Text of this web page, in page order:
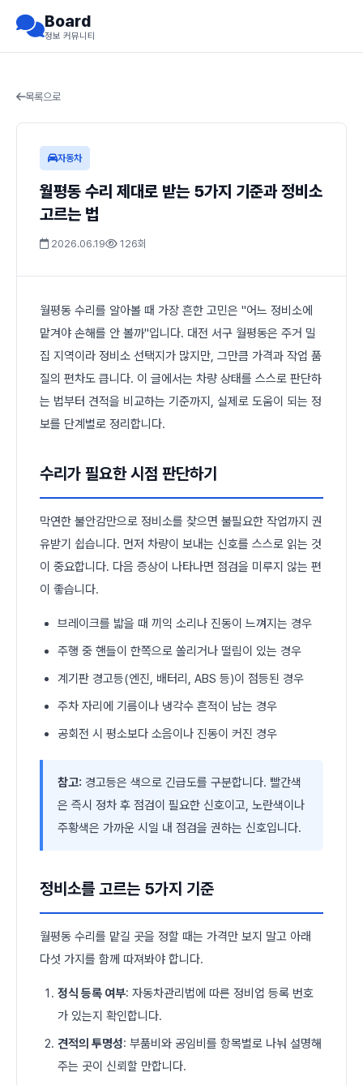
Board
정보 커뮤니티
목록으로
자동차
월평동 수리 제대로 받는 5가지 기준과 정비소
고르는 법
2026.06.19 126회
월평동 수리를 알아볼 때 가장 흔한 고민은 "어느 정비소에
맡겨야 손해를 안 볼까"입니다. 대전 서구 월평동은 주거 밀
집 지역이라 정비소 선택지가 많지만, 그만큼 가격과 작업 품
질의 편차도 큽니다. 이 글에서는 차량 상태를 스스로 판단하
는 법부터 견적을 비교하는 기준까지, 실제로 도움이 되는 정
보를 단계별로 정리합니다.
수리가 필요한 시점 판단하기
막연한 불안감만으로 정비소를 찾으면 불필요한 작업까지 권
유받기 쉽습니다. 먼저 차량이 보내는 신호를 스스로 읽는 것
이 중요합니다. 다음 증상이 나타나면 점검을 미루지 않는 편
이 좋습니다.
브레이크를 밟을 때 끼익 소리나 진동이 느껴지는 경우
주행 중 핸들이 한쪽으로 쏠리거나 떨림이 있는 경우
계기판 경고등(엔진, 배터리, ABS 등)이 점등된 경우
주차 자리에 기름이나 냉각수 흔적이 남는 경우
공회전 시 평소보다 소음이나 진동이 커진 경우
참고: 경고등은 색으로 긴급도를 구분합니다. 빨간색
은 즉시 정차 후 점검이 필요한 신호이고, 노란색이나
주황색은 가까운 시일 내 점검을 권하는 신호입니다.
정비소를 고르는 5가지 기준
월평동 수리를 맡길 곳을 정할 때는 가격만 보지 말고 아래
다섯 가지를 함께 따져봐야 합니다.
정식 등록 여부: 자동차관리법에 따른 정비업 등록 번호
가 있는지 확인합니다.
견적의 투명성: 부품비와 공임비를 항목별로 나눠 설명해
주는 곳이 신뢰할 만합니다.